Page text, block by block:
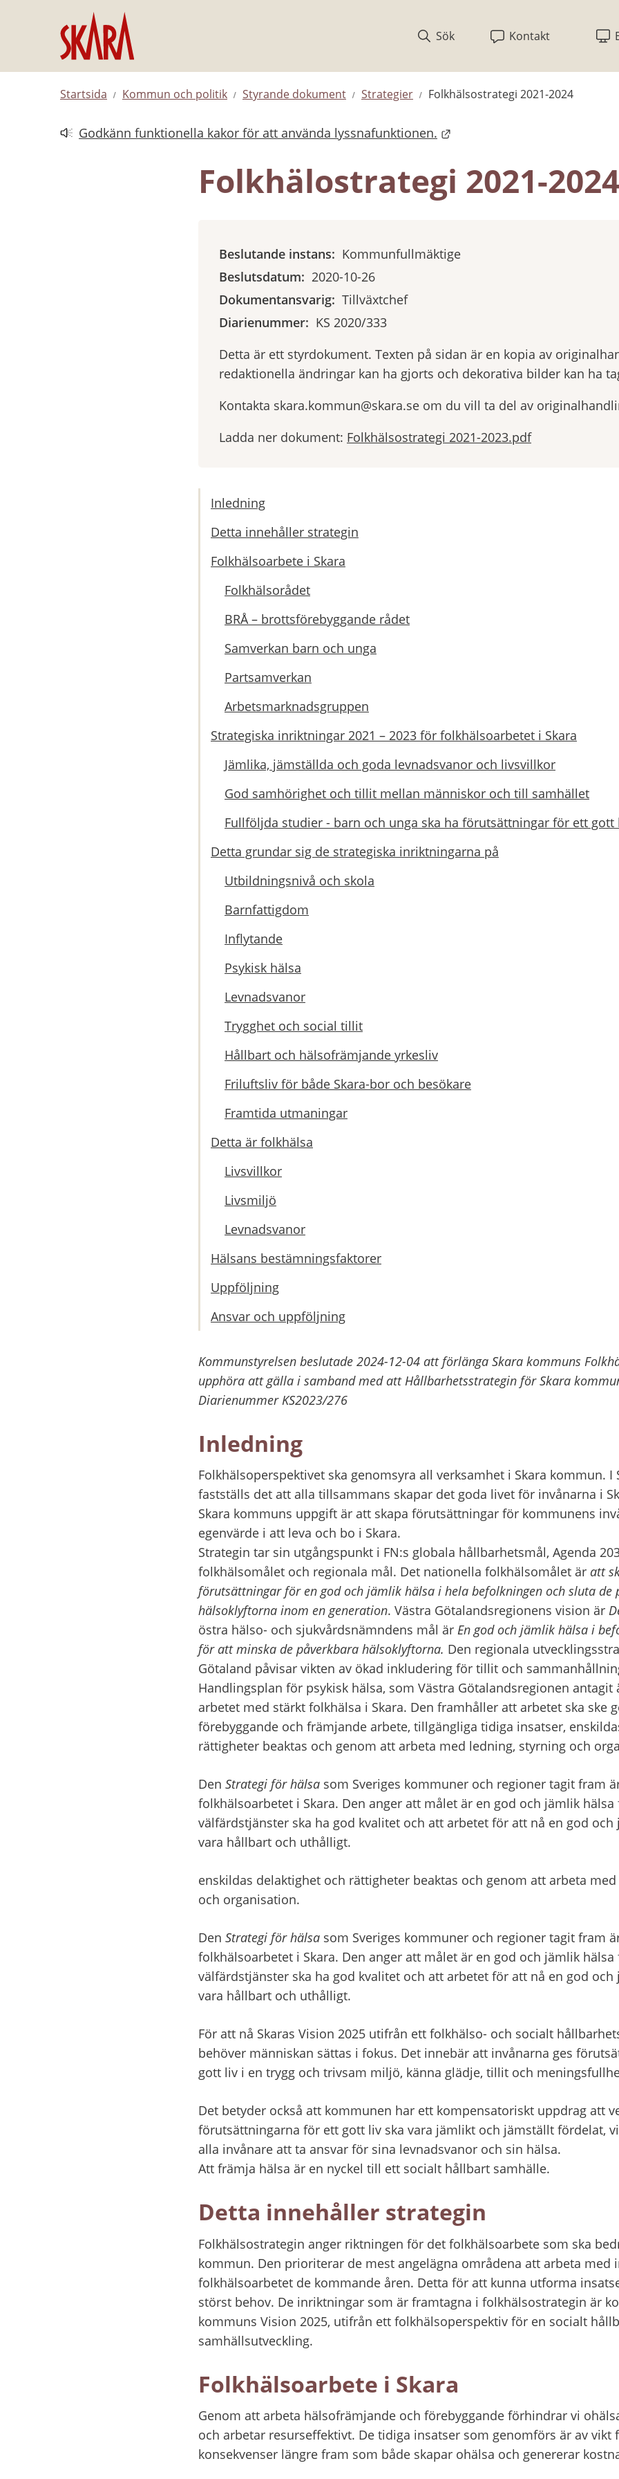
Hoppa till innehåll
Sök
Kontakt
Startsida Kommun och politik Styrande dokument Strategier Folkhälsostrategi 2021-2024
Godkänn funktionella kakor för att använda lyssnafunktionen.
Länk till annan webbplats.
Folkhälostrategi 2021-2024
Beslutande instans: Kommunfullmäktige
Beslutsdatum: 2020-10-26
Dokumentansvarig: Tillväxtchef
Diarienummer: KS 2020/333
Detta är ett styrdokument. Texten på sidan är en kopia av
redaktionella ändringar kan ha gjorts och dekorativa bilder kan ha
Kontakta skara.kommun@skara.se om du vill ta del av
Ladda ner dokument: Folkhälsostrategi 2021-2023.pdf
Inledning
Detta innehåller strategin
Folkhälsoarbete i Skara
Folkhälsorådet
BRÅ – brottsförebyggande rådet
Samverkan barn och unga
Partsamverkan
Arbetsmarknadsgruppen
Strategiska inriktningar 2021 – 2023 för folkhälsoarbetet i Skara
Jämlika, jämställda och goda levnadsvanor och livsvillkor
God samhörighet och tillit mellan människor och till samhället
Fullföljda studier - barn och unga ska ha förutsättningar för ett gott
Detta grundar sig de strategiska inriktningarna på
Utbildningsnivå och skola
Barnfattigdom
Inflytande
Psykisk hälsa
Levnadsvanor
Trygghet och social tillit
Hållbart och hälsofrämjande yrkesliv
Friluftsliv för både Skara-bor och besökare
Framtida utmaningar
Detta är folkhälsa
Livsvillkor
Livsmiljö
Levnadsvanor
Hälsans bestämningsfaktorer
Uppföljning
Ansvar och uppföljning
Kommunstyrelsen beslutade 2024-12-04 att förlänga Skara kommuns
upphöra att gälla i samband med att Hållbarhetsstrategin för Skara
Diarienummer KS2023/276
Inledning
Folkhälsoperspektivet ska genomsyra all verksamhet i Skara kommun. I
fastställs det att alla tillsammans skapar det goda livet för invånarna i
Skara kommuns uppgift är att skapa förutsättningar för kommunens
egenvärde i att leva och bo i Skara.
Strategin tar sin utgångspunkt i FN:s globala hållbarhetsmål, Agenda
folkhälsomålet och regionala mål. Det nationella folkhälsomålet är att
förutsättningar för en god och jämlik hälsa i hela befolkningen och sluta de
hälsoklyftorna inom en generation. Västra Götalandsregionens vision är
östra hälso- och sjukvårdsnämndens mål är En god och jämlik hälsa i
för att minska de påverkbara hälsoklyftorna. Den regionala
Götaland påvisar vikten av ökad inkludering för tillit och
Handlingsplan för psykisk hälsa, som Västra Götalandsregionen antagit
arbetet med stärkt folkhälsa i Skara. Den framhåller att arbetet ska ske
förebyggande och främjande arbete, tillgängliga tidiga insatser,
rättigheter beaktas och genom att arbeta med ledning, styrning och
Den Strategi för hälsa som Sveriges kommuner och regioner tagit fram
folkhälsoarbetet i Skara. Den anger att målet är en god och jämlik
välfärdstjänster ska ha god kvalitet och att arbetet för att nå en god och
vara hållbart och uthålligt.
enskildas delaktighet och rättigheter beaktas och genom att arbeta
och organisation.
Den Strategi för hälsa som Sveriges kommuner och regioner tagit fram
folkhälsoarbetet i Skara. Den anger att målet är en god och jämlik
välfärdstjänster ska ha god kvalitet och att arbetet för att nå en god och
vara hållbart och uthålligt.
För att nå Skaras Vision 2025 utifrån ett folkhälso- och socialt
behöver människan sättas i fokus. Det innebär att invånarna ges
gott liv i en trygg och trivsam miljö, känna glädje, tillit och
Det betyder också att kommunen har ett kompensatoriskt uppdrag att
förutsättningarna för ett gott liv ska vara jämlikt och jämställt fördelat,
alla invånare att ta ansvar för sina levnadsvanor och sin hälsa.
Att främja hälsa är en nyckel till ett socialt hållbart samhälle.
Detta innehåller strategin
Folkhälsostrategin anger riktningen för det folkhälsoarbete som ska
kommun. Den prioriterar de mest angelägna områdena att arbeta med
folkhälsoarbetet de kommande åren. Detta för att kunna utforma
störst behov. De inriktningar som är framtagna i folkhälsostrategin är
kommuns Vision 2025, utifrån ett folkhälsoperspektiv för en socialt
samhällsutveckling.
Folkhälsoarbete i Skara
Genom att arbeta hälsofrämjande och förebyggande förhindrar vi
och arbetar resurseffektivt. De tidiga insatser som genomförs är av vikt
konsekvenser längre fram som både skapar ohälsa och genererar